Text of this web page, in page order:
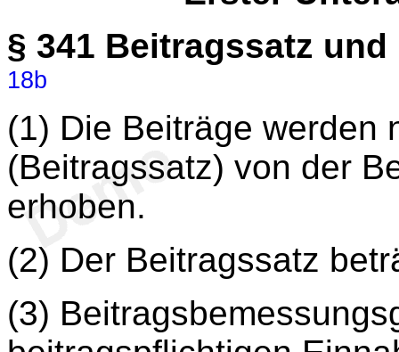
§ 341 Beitragssatz
18b
(1) Die Beiträge werden
(Beitragssatz) von der
erhoben.
(2) Der Beitragssatz
(3)